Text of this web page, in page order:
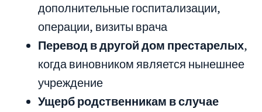
дополнительные госпитализации,
операции, визиты врача
Перевод в другой дом престарелых,
когда виновником является нынешнее
учреждение
Ущерб родственникам в случае